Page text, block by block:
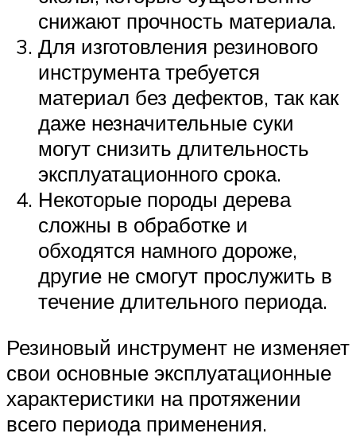
снижают прочность материала.
Для изготовления резинового
инструмента требуется
материал без дефектов, так как
даже незначительные суки
могут снизить длительность
эксплуатационного срока.
Некоторые породы дерева
сложны в обработке и
обходятся намного дороже,
другие не смогут прослужить в
течение длительного периода.
Резиновый инструмент не изменяет
свои основные эксплуатационные
характеристики на протяжении
всего периода применения.